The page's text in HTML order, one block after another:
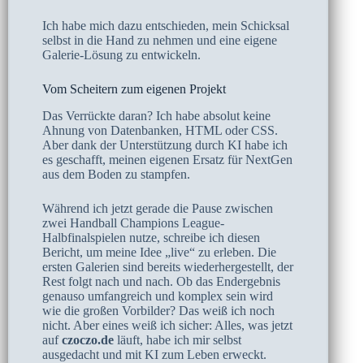
Ich habe mich dazu entschieden, mein Schicksal
selbst in die Hand zu nehmen und eine eigene
Galerie-Lösung zu entwickeln.
Vom Scheitern zum eigenen Projekt
Das Verrückte daran? Ich habe absolut keine
Ahnung von Datenbanken, HTML oder CSS.
Aber dank der Unterstützung durch KI habe ich
es geschafft, meinen eigenen Ersatz für NextGen
aus dem Boden zu stampfen.
Während ich jetzt gerade die Pause zwischen
zwei Handball Champions League-
Halbfinalspielen nutze, schreibe ich diesen
Bericht, um meine Idee „live“ zu erleben. Die
ersten Galerien sind bereits wiederhergestellt, der
Rest folgt nach und nach. Ob das Endergebnis
genauso umfangreich und komplex sein wird
wie die großen Vorbilder? Das weiß ich noch
nicht. Aber eines weiß ich sicher: Alles, was jetzt
aufczoczo.de läuft, habe ich mir selbst
ausgedacht und mit KI zum Leben erweckt.